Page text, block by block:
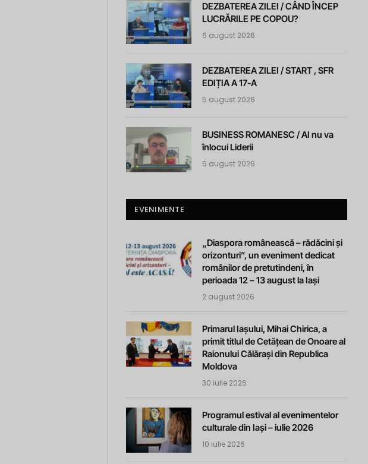
DEZBATEREA ZILEI / CÂND ÎNCEP
LUCRĂRILE PE COPOU?
6 august 2026
DEZBATEREA ZILEI / START , SFR
EDIȚIA A 17-A
5 august 2026
BUSINESS ROMANESC / AI nu va
înlocui Liderii
5 august 2026
EVENIMENTE
„Diaspora românească – rădăcini și
orizonturi”, un eveniment dedicat
românilor de pretutindeni, în
perioada 12 – 13 august la Iași
2 august 2026
Primarul Iașului, Mihai Chirica, a
primit titlul de Cetățean de Onoare al
Raionului Călărași din Republica
Moldova
30 iulie 2026
Programul estival al evenimentelor
culturale din Iași – iulie 2026
10 iulie 2026